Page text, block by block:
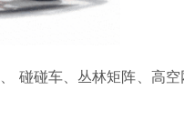
碰车、丛林矩阵、高